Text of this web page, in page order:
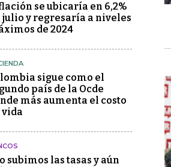
se ubicaría en 6,2%
julio y regresaría a niveles
de 2024
sigue como el
país de la Ocde
más aumenta el costo
vida
subimos las tasas y aún